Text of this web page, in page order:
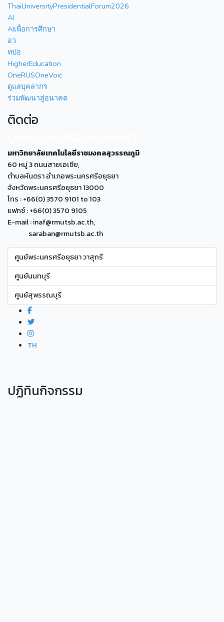
ThaiUniversityPresidentialForum2026
AI
AIเพื่อการศึกษา
อว
ทปอ
HigherEducation
OneRUSOneVoic
ดูแลบุคลากร
ร่วมพัฒนาสู่อนาคต
ติดต่อ
มหาวิทยาลัยเทคโนโลยีราชมงคลสุวรรณภูมิ
60 หมู่ 3 ถนนสายเอเซีย,
ตำบลหันตรา อำเภอพระนครศรีอยุธยา
จังหวัดพระนครศรีอยุธยา 13000
โทร : +66(0) 3570 9101 to 103
แฟกซ์ : +66(0) 3570 9105
E-mail : inaf@rmutsb.ac.th,
saraban@rmutsb.ac.th
ศูนย์พระนครศรีอยุธยา วาสุกรี
ศูนย์นนทบุรี
ศูนย์สุพรรณบุรี
TH
ปฏิทินกิจกรรม